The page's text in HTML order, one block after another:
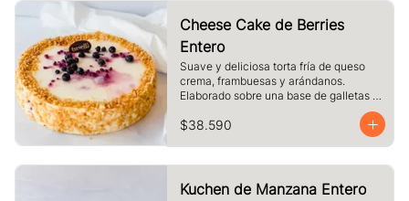
Cheese Cake de Berries
Entero
Suave y deliciosa torta fría de queso
crema, frambuesas y arándanos.
Elaborado sobre una base de galletas y
$38.590
Kuchen de Manzana Entero